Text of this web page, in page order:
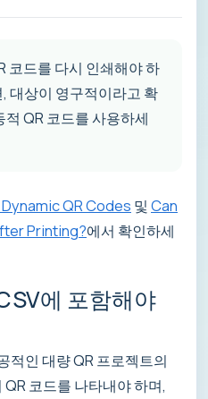
코드를 다시 인쇄해야 하
대상이 영구적이라고 확
QR 코드를 사용하세
QR Codes 및 Can
Printing?에서 확인하세
에 포함해야
적인 대량 QR 프로젝트의
코드를 나타내야 하며,